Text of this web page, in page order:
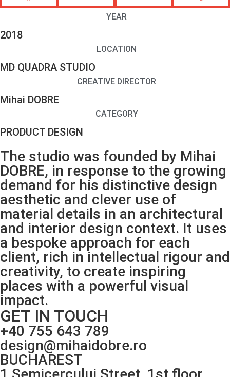
YEAR
2018
LOCATION
MD QUADRA STUDIO
CREATIVE DIRECTOR
Mihai DOBRE
CATEGORY
PRODUCT DESIGN
The studio was founded by Mihai
DOBRE, in response to the growing
demand for his distinctive design
aesthetic and clever use of
material details in an architectural
and interior design context. It uses
a bespoke approach for each
client, rich in intellectual rigour and
creativity, to create inspiring
places with a powerful visual
impact.
GET IN TOUCH
+40 755 643 789
or.erbodiahim
@ngised
BUCHAREST